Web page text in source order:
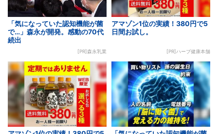
「気になっていた認知機能が菌
で…」森永が開発。感動の70代
続出
[PR]森永乳業
アマゾン1位の実績！380円で5
日間お試し。
[PR]ハーブ健康本舗